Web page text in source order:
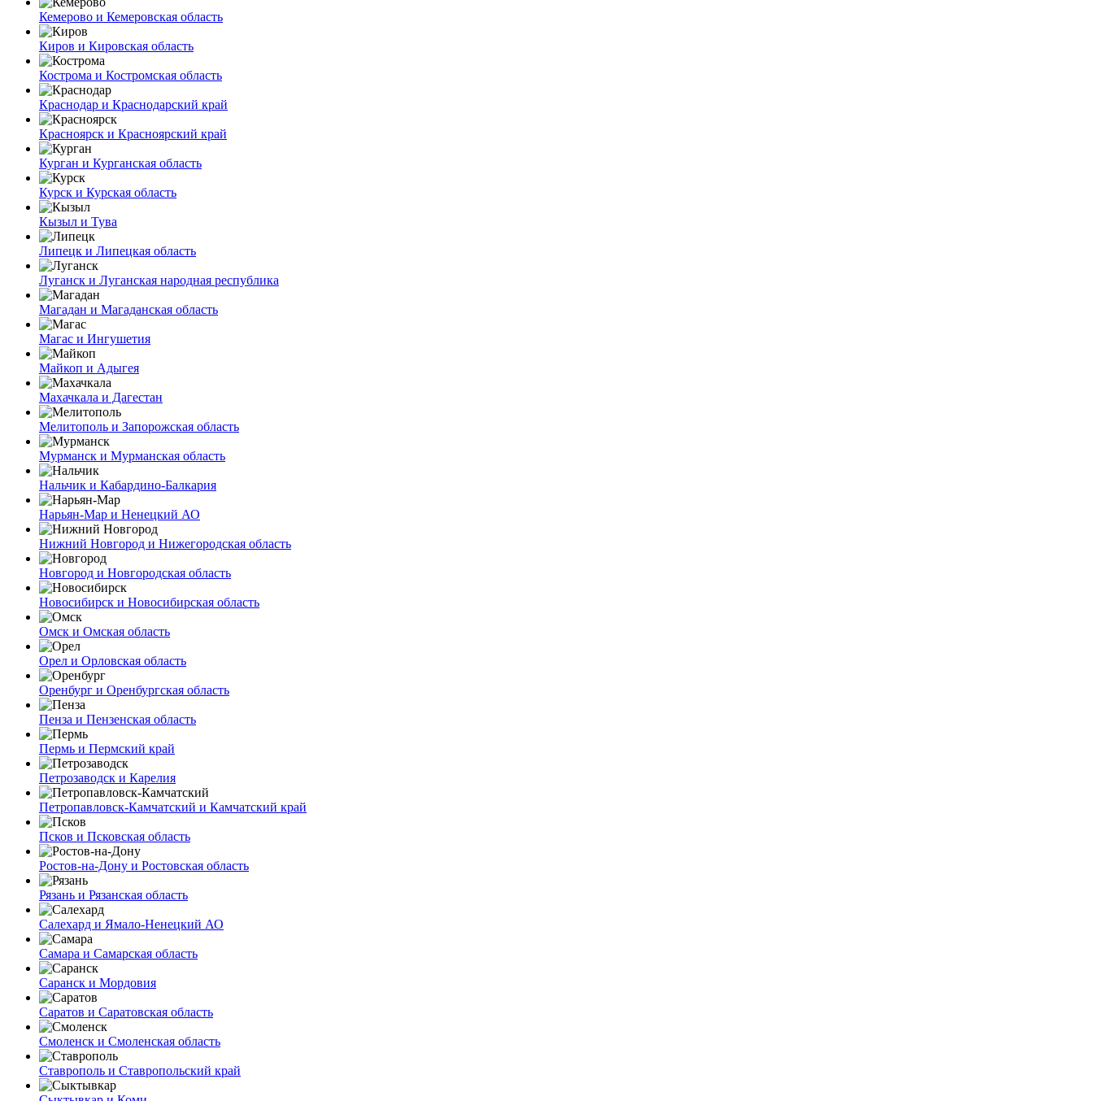
Кемерово и Кемеровская область
Киров и Кировская область
Кострома и Костромская область
Краснодар и Краснодарский край
Красноярск и Красноярский край
Курган и Курганская область
Курск и Курская область
Кызыл и Тува
Липецк и Липецкая область
Луганск и Луганская народная республика
Магадан и Магаданская область
Магас и Ингушетия
Майкоп и Адыгея
Махачкала и Дагестан
Мелитополь и Запорожская область
Мурманск и Мурманская область
Нальчик и Кабардино-Балкария
Нарьян-Мар и Ненецкий АО
Нижний Новгород и Нижегородская область
Новгород и Новгородская область
Новосибирск и Новосибирская область
Омск и Омская область
Орел и Орловская область
Оренбург и Оренбургская область
Пенза и Пензенская область
Пермь и Пермский край
Петрозаводск и Карелия
Петропавловск-Камчатский и Камчатский край
Псков и Псковская область
Ростов-на-Дону и Ростовская область
Рязань и Рязанская область
Салехард и Ямало-Ненецкий АО
Самара и Самарская область
Саранск и Мордовия
Саратов и Саратовская область
Смоленск и Смоленская область
Ставрополь и Ставропольский край